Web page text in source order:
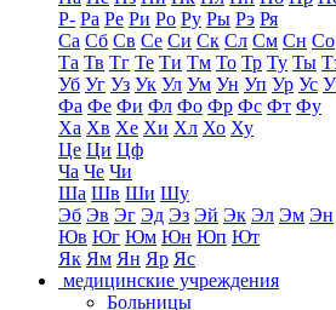
Р- Ра Ре Ри Ро Ру Ры Рэ Ря
Са Сб Св Се Си Ск Сл См Сн Со
Та Тв Тг Те Ти Тм То Тр Ту Ты
Уб Уг Уз Ук Ул Ум Ун Уп Ур Ус
Фа Фе Фи Фл Фо Фр Фс Фт Фу
Ха Хв Хе Хи Хл Хо Ху
Це Ци Цф
Ча Че Чи
Ша Шв Ши Шу
Эб Эв Эг Эд Эз Эй Эк Эл Эм Эн
Юв Юг Юм Юн Юп Ют
Як Ям Ян Яр Яс
медицинские учреждения
Больницы